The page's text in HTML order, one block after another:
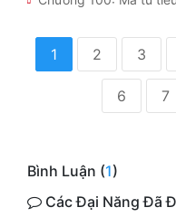
1 2 3
6 7
Bình Luận (1)
Các Đại Năng Đã